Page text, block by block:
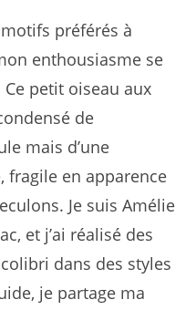
préférés à
enthousiasme se
petit oiseau aux
de
mais d’une
fragile en apparence
Je suis Amélie
et j’ai réalisé des
dans des styles
je partage ma